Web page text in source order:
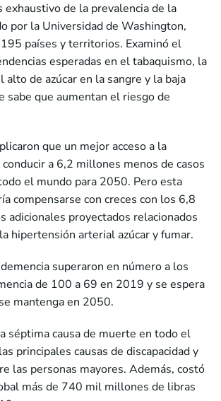
exhaustivo de la prevalencia de la
por la Universidad de Washington,
países y territorios. Examinó el
esperadas en el tabaquismo, la
alto de azúcar en la sangre y la baja
sabe que aumentan el riesgo de
que un mejor acceso a la
a 6,2 millones menos de casos
el mundo para 2050. Pero esta
compensarse con creces con los 6,8
adicionales proyectados relacionados
hipertensión arterial azúcar y fumar.
superaron en número a los
de 100 a 69 en 2019 y se espera
mantenga en 2050.
séptima causa de muerte en todo el
principales causas de discapacidad y
las personas mayores. Además, costó
más de 740 mil millones de libras